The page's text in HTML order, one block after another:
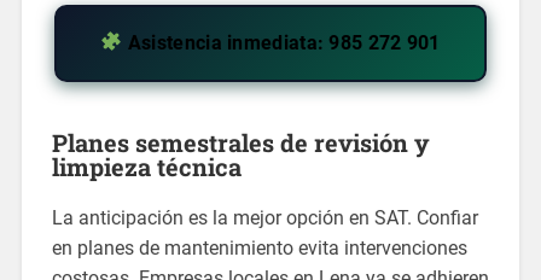
Asistencia inmediata: 985 272 901
Planes semestrales de revisión y
limpieza técnica
La anticipación es la mejor opción en SAT. Confiar
en planes de mantenimiento evita intervenciones